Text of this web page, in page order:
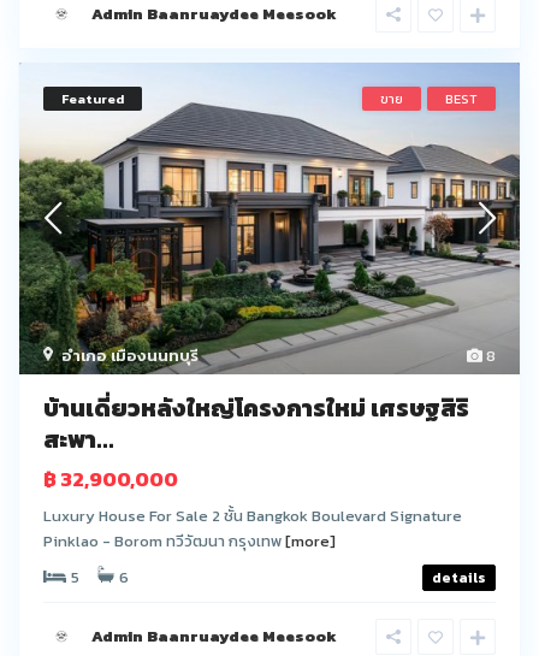
Admin Baanruaydee Meesook
8
อำเภอ เมืองนนทบุรี
Featured ขาย BEST
บ้านเดี่ยวหลังใหญ่โครงการใหม่ เศรษฐสิริ
สะพา...
฿ 32,900,000
Luxury House For Sale 2 ชั้น Bangkok Boulevard Signature
Pinklao - Borom ทวีวัฒนา กรุงเทพ[more]
5
6 details
Admin Baanruaydee Meesook